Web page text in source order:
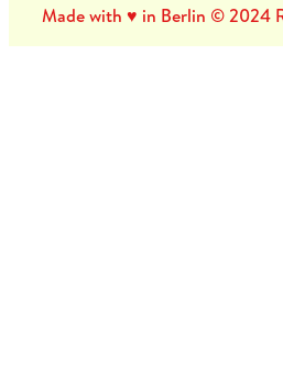
Made with ♥ in Berlin © 2024